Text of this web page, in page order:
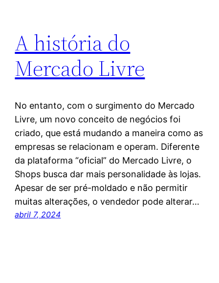
A história do
Mercado Livre
No entanto, com o surgimento do Mercado
Livre, um novo conceito de negócios foi
criado, que está mudando a maneira como as
empresas se relacionam e operam. Diferente
da plataforma “oficial” do Mercado Livre, o
Shops busca dar mais personalidade às lojas.
Apesar de ser pré-moldado e não permitir
muitas alterações, o vendedor pode alterar…
abril 7, 2024